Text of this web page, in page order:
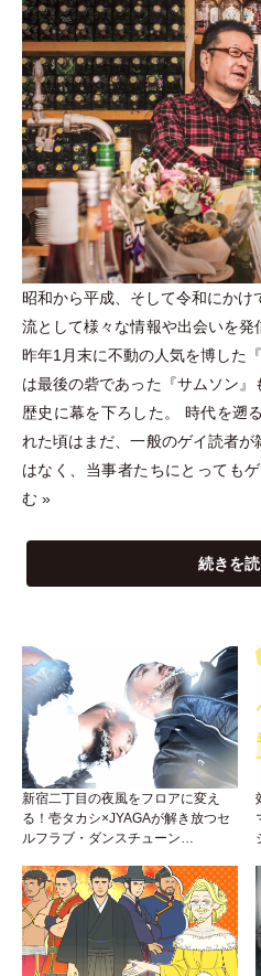
昭和から平成、そして令和にか
流として様々な情報や出会いを発
昨年1月末に不動の人気を博した
は最後の砦であった『サムソン
歴史に幕を下ろした。 時代を遡
れた頃はまだ、一般のゲイ読者
はなく、当事者たちにとっても
む »
続きを
新宿二丁目の夜風をフロアに変え
る！壱タカシ×JYAGAが解き放つセ
ルフラブ・ダンスチューン